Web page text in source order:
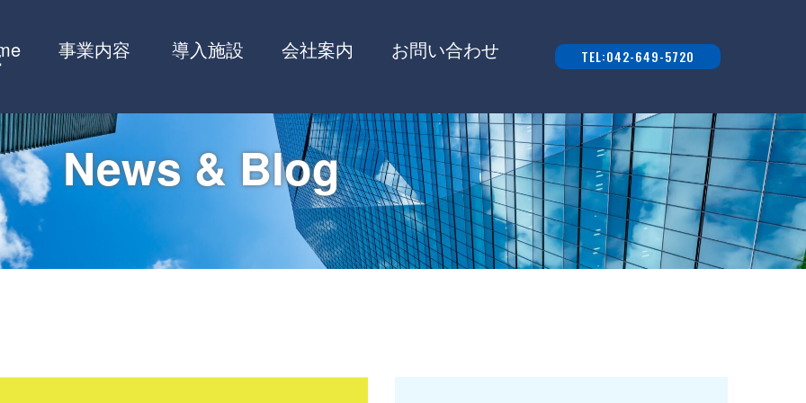
事業内容 導入施設 会社案内 お問い合わせ TEL:042-649-5720
News & Blog